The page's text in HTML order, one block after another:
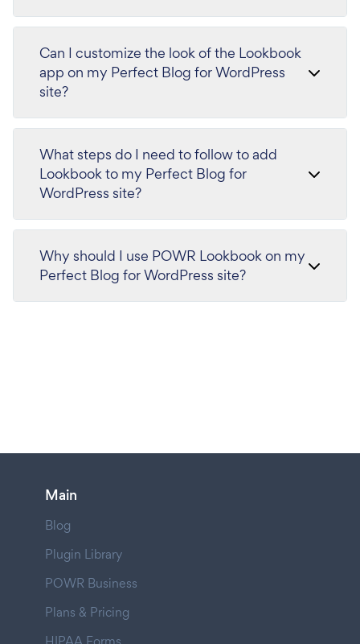
Can I customize the look of the Lookbook
app on my Perfect Blog for WordPress
site?
What steps do I need to follow to add
Lookbook to my Perfect Blog for
WordPress site?
Why should I use POWR Lookbook on my
Perfect Blog for WordPress site?
Main
Blog
Plugin Library
POWR Business
Plans & Pricing